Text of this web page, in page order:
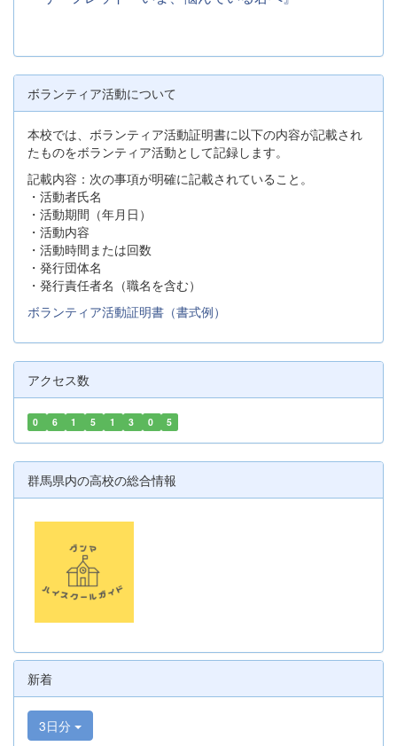
ボランティア活動について
本校では、ボランティア活動証明書に以下の内容が記載され
たものをボランティア活動として記録します。
記載内容：次の事項が明確に記載されていること。
・活動者氏名
・活動期間（年月日）
・活動内容
・活動時間または回数
・発行団体名
・発行責任者名（職名を含む）
ボランティア活動証明書（書式例）
アクセス数
0 6 1 5 1 3 0 5
群馬県内の高校の総合情報
新着
3日分